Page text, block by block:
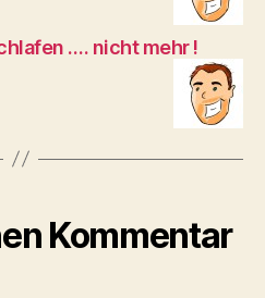
…. nicht mehr !
Kommentar